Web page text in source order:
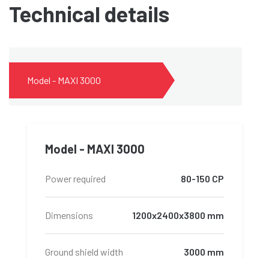
Technical details
Model - MAXI 3000
Model - MAXI 3000
Power required 80-150 CP
Dimensions 1200x2400x3800 mm
Ground shield width 3000 mm